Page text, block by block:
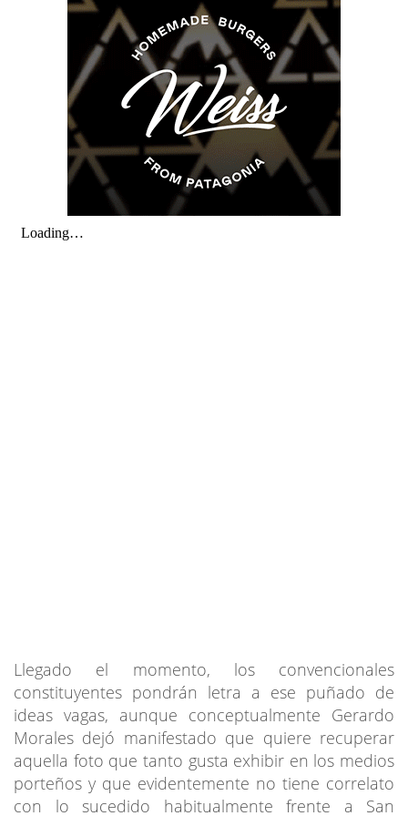
Llegado el momento, los convencionales
constituyentes pondrán letra a ese puñado de
ideas vagas, aunque conceptualmente Gerardo
Morales dejó manifestado que quiere recuperar
aquella foto que tanto gusta exhibir en los medios
porteños y que evidentemente no tiene correlato
con lo sucedido habitualmente frente a San